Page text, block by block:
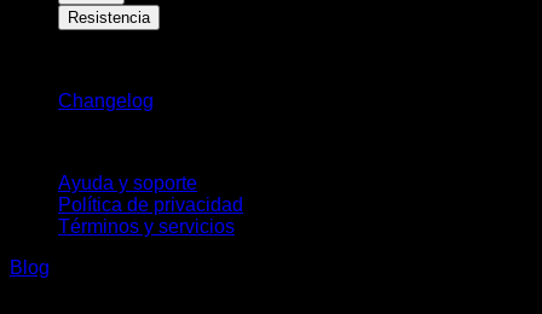
Resistencia
Changelog
Ayuda y soporte
Política de privacidad
Términos y servicios
Blog